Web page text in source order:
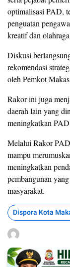
optimalisasi PAD,
penguatan
kreatif dan
Diskusi
rekomendasi
oleh Pemkot
Rakor ini juga
daerah lain yang
meningkatkan
Melalui Rakor
mampu
meningkatkan
pembangunan
masyarakat.
Dispora Kota